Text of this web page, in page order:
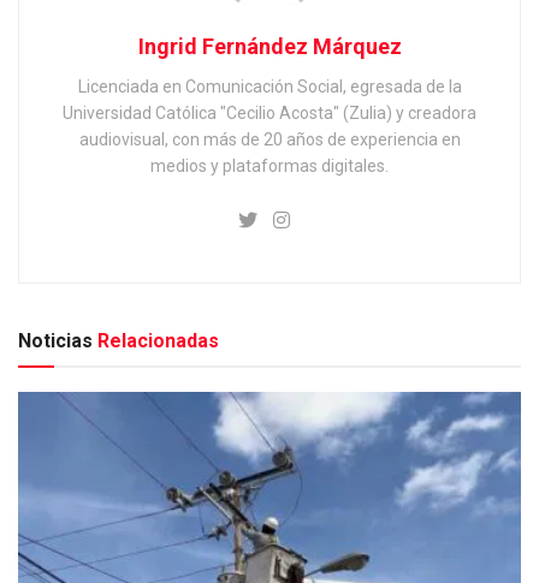
Ingrid Fernández Márquez
Licenciada en Comunicación Social, egresada de la
Universidad Católica "Cecilio Acosta" (Zulia) y creadora
audiovisual, con más de 20 años de experiencia en
medios y plataformas digitales.
Noticias Relacionadas